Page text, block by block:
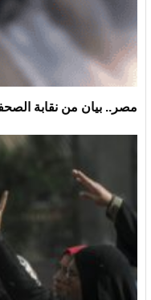
مصر.. بيان من نقابة